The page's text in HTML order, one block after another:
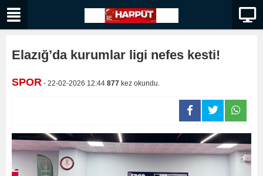
Elazığ’da kurumlar ligi nefes kesti!
SPOR - 22-02-2026 12:44 877 kez okundu.